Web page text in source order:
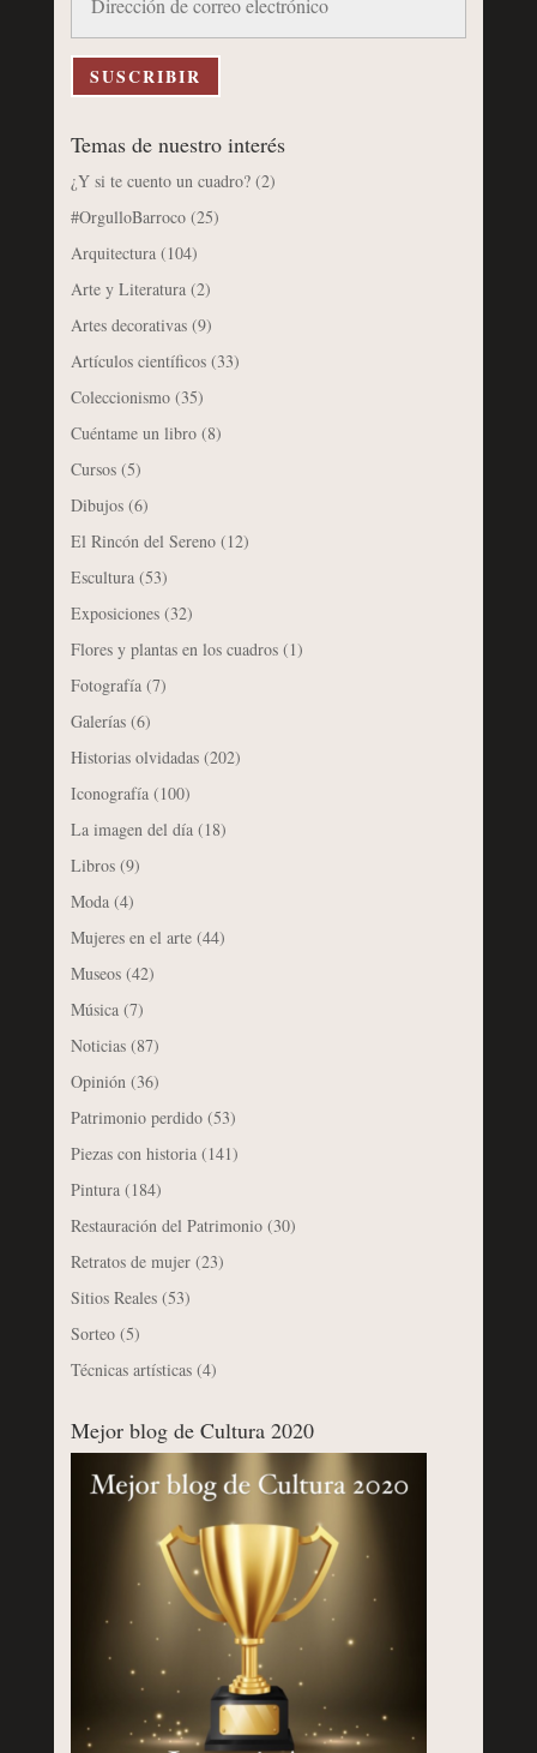
correo
electrónico
SUSCRIBIR
Temas de nuestro interés
¿Y si te cuento un cuadro?(2)
#OrgulloBarroco(25)
Arquitectura(104)
Arte y Literatura(2)
Artes decorativas(9)
Artículos científicos(33)
Coleccionismo(35)
Cuéntame un libro(8)
Cursos(5)
Dibujos(6)
El Rincón del Sereno(12)
Escultura(53)
Exposiciones(32)
Flores y plantas en los cuadros(1)
Fotografía(7)
Galerías(6)
Historias olvidadas(202)
Iconografía(100)
La imagen del día(18)
Libros(9)
Moda(4)
Mujeres en el arte(44)
Museos(42)
Música(7)
Noticias(87)
Opinión(36)
Patrimonio perdido(53)
Piezas con historia(141)
Pintura(184)
Restauración del Patrimonio(30)
Retratos de mujer(23)
Sitios Reales(53)
Sorteo(5)
Técnicas artísticas(4)
Mejor blog de Cultura 2020